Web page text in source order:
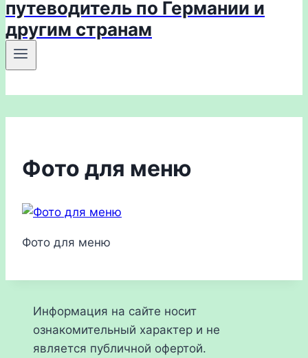
путеводитель по Германии и
другим странам
Фото для меню
Фото для меню
Информация на сайте носит
ознакомительный характер и не
является публичной офертой.